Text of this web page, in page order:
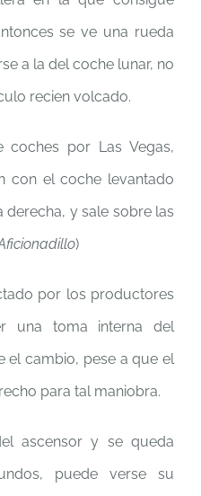
se ve una rueda
a la del coche lunar, no
recien volcado.
coches por Las Vegas,
con el coche levantado
y sale sobre las
)
por los productores
una toma interna del
el cambio, pese a que el
para tal maniobra.
ascensor y se queda
puede verse su